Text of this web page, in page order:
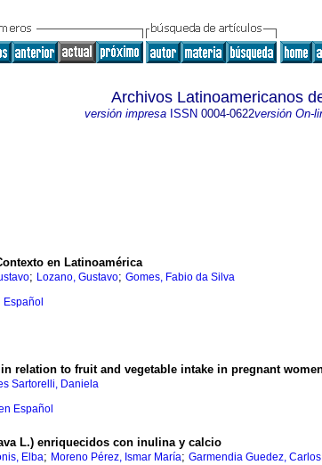
Archivos Latinoamericanos
versión impresaISSN 0004-0622versión On-
en Latinoamérica
; Lozano, Gustavo; Gomes, Fabio da Silva
Español
relation to fruit and vegetable intake in pregnant
Sartorelli, Daniela
Español
L.) enriquecidos con inulina y calcio
Elba; Moreno Pérez, Ismar María; Garmendia Guedez,